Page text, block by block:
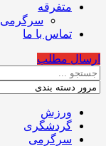
متفرقه
سرگرمی
تماس با ما
ارسال مطلب
ورزش
گردشگری
سرگرمی